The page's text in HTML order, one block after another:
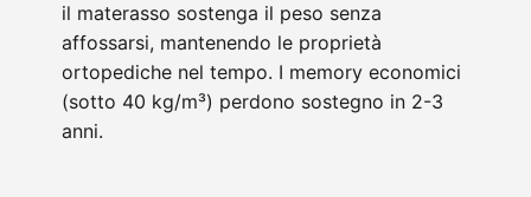
il materasso sostenga il peso senza
affossarsi, mantenendo le proprietà
ortopediche nel tempo. I memory economici
(sotto 40 kg/m³) perdono sostegno in 2-3
anni.